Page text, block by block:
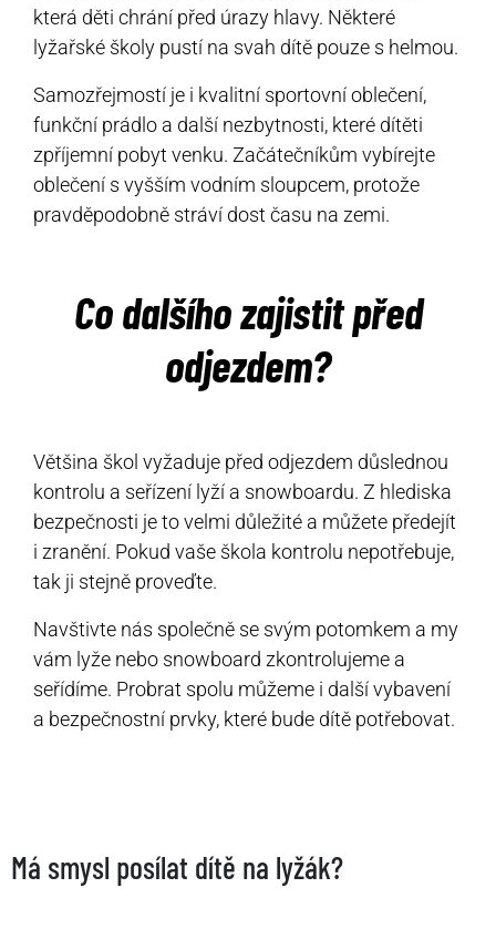
která děti chrání před úrazy hlavy. Některé
lyžařské školy pustí na svah dítě pouze s helmou.
Samozřejmostí je i kvalitní sportovní oblečení,
funkční prádlo a další nezbytnosti, které dítěti
zpříjemní pobyt venku. Začátečníkům vybírejte
oblečení s vyšším vodním sloupcem, protože
pravděpodobně stráví dost času na zemi.
Co dalšího zajistit před
odjezdem?
Většina škol vyžaduje před odjezdem důslednou
kontrolu a seřízení lyží a snowboardu. Z hlediska
bezpečnosti je to velmi důležité a můžete předejít
i zranění. Pokud vaše škola kontrolu nepotřebuje,
tak ji stejně proveďte.
Navštivte nás společně se svým potomkem a my
vám lyže nebo snowboard zkontrolujeme a
seřídíme. Probrat spolu můžeme i další vybavení
a bezpečnostní prvky, které bude dítě potřebovat.
Má smysl posílat dítě na lyžák?